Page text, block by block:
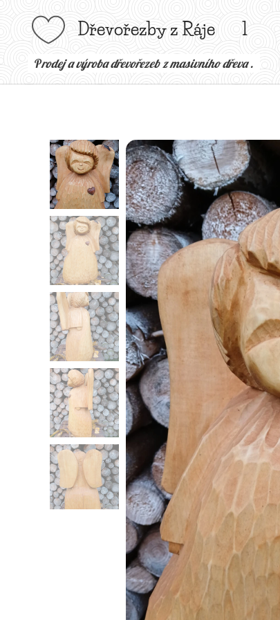
Dřevořezby z Ráje l
Prodej a výroba dřevořezeb z masivního dřeva .